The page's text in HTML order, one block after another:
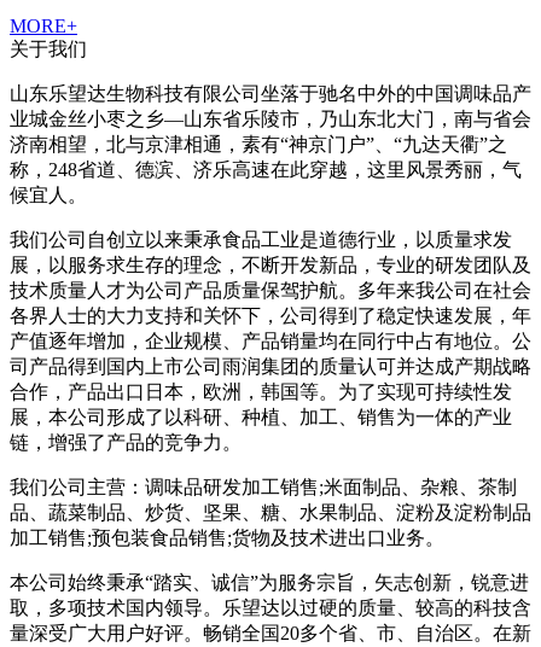
MORE+
关于我们
山东乐望达生物科技有限公司坐落于驰名中外的中国调味品产
业城金丝小枣之乡—山东省乐陵市，乃山东北大门，南与省会
济南相望，北与京津相通，素有“神京门户”、“九达天衢”之
称，248省道、德滨、济乐高速在此穿越，这里风景秀丽，气
候宜人。
我们公司自创立以来秉承食品工业是道德行业，以质量求发
展，以服务求生存的理念，不断开发新品，专业的研发团队及
技术质量人才为公司产品质量保驾护航。多年来我公司在社会
各界人士的大力支持和关怀下，公司得到了稳定快速发展，年
产值逐年增加，企业规模、产品销量均在同行中占有地位。公
司产品得到国内上市公司雨润集团的质量认可并达成产期战略
合作，产品出口日本，欧洲，韩国等。为了实现可持续性发
展，本公司形成了以科研、种植、加工、销售为一体的产业
链，增强了产品的竞争力。
我们公司主营：调味品研发加工销售;米面制品、杂粮、茶制
品、蔬菜制品、炒货、坚果、糖、水果制品、淀粉及淀粉制品
加工销售;预包装食品销售;货物及技术进出口业务。
本公司始终秉承“踏实、诚信”为服务宗旨，矢志创新，锐意进
取，多项技术国内领导。乐望达以过硬的质量、较高的科技含
量深受广大用户好评。畅销全国20多个省、市、自治区。在新